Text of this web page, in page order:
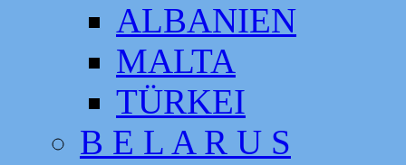
ALBANIEN
MALTA
TÜRKEI
B E L A R U S